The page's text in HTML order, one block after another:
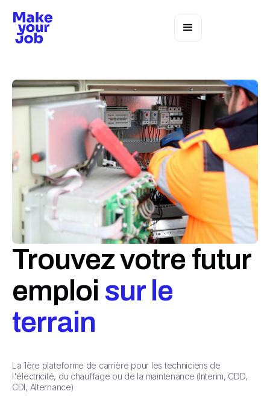
Trouvez votre futur
emploi sur le
terrain
La 1ère plateforme de carrière pour les techniciens de
l'électricité, du chauffage ou de la maintenance (Interim, CDD,
CDI, Alternance)